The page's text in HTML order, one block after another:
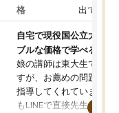
格
出ていな
自宅で現役国公立大学生
ブルな価格で学べる
娘の講師は東大生では無
すが、お薦めの問題集や
指導してくれています。
もLINEで直接先生に質問